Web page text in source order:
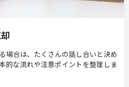
場合は、たくさんの話し合いと決め
的な流れや注意ポイントを整理しま